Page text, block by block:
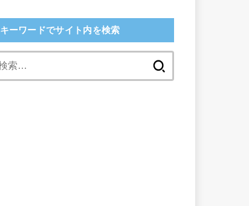
キーワードでサイト内を検索